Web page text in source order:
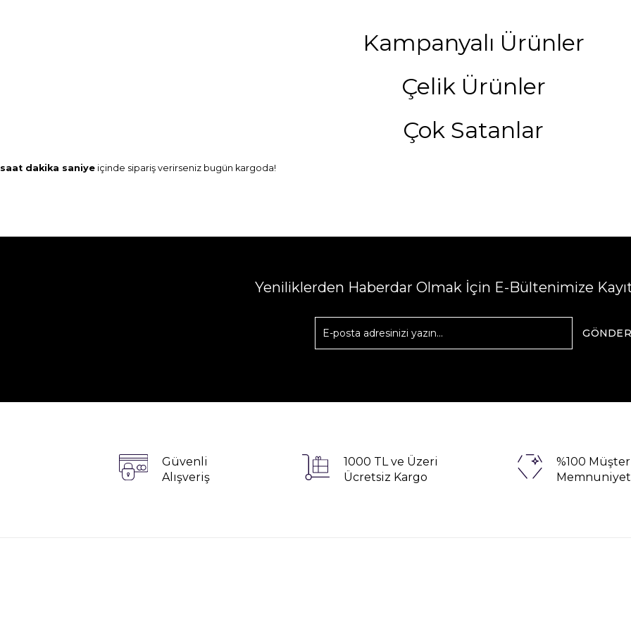
Kampanyalı Ürünler
Çelik Ürünler
Çok Satanlar
saat dakika saniye içinde sipariş verirseniz bugün kargoda!
Yeniliklerden Haberdar Olmak İçin E-Bültenimize
GÖNDER
Güvenli
Alışveriş
1000 TL ve Üzeri
Ücretsiz Kargo
%100